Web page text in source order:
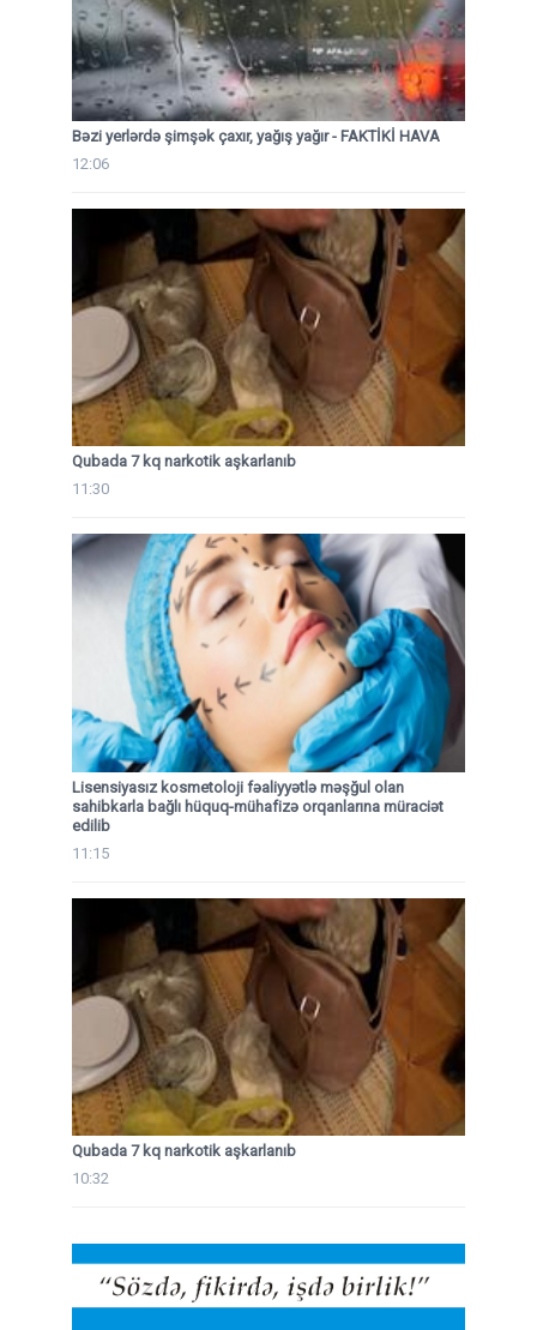
Bəzi yerlərdə şimşək çaxır, yağış yağır - FAKTİKİ HAVA
12:06
Qubada 7 kq narkotik aşkarlanıb
11:30
Lisensiyasız kosmetoloji fəaliyyətlə məşğul olan
sahibkarla bağlı hüquq-mühafizə orqanlarına müraciət
edilib
11:15
Qubada 7 kq narkotik aşkarlanıb
10:32